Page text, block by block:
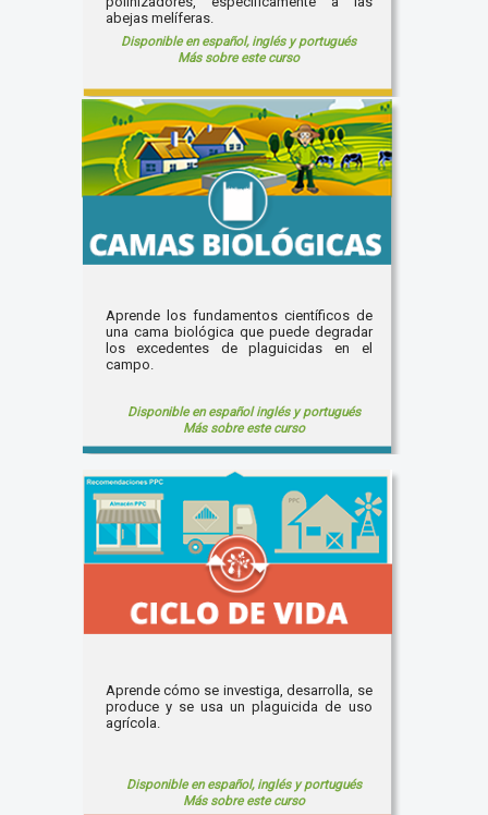
abejas melíferas.
Disponible en español, inglés y portugués
Más sobre este curso
Aprende los fundamentos científicos de
una cama biológica que puede degradar
los excedentes de plaguicidas en el
campo.
Disponible en español inglés y portugués
Más sobre este curso
Aprende cómo se investiga, desarrolla, se
produce y se usa un plaguicida de uso
agrícola.
Disponible en español, inglés y portugués
Más sobre este curso